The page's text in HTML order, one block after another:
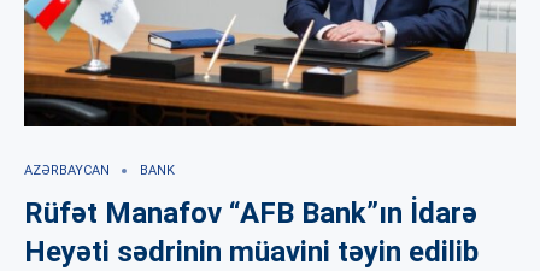
AZƏRBAYCAN BANK
Rüfət Manafov “AFB Bank”ın İdarə
Heyəti sədrinin müavini təyin edilib